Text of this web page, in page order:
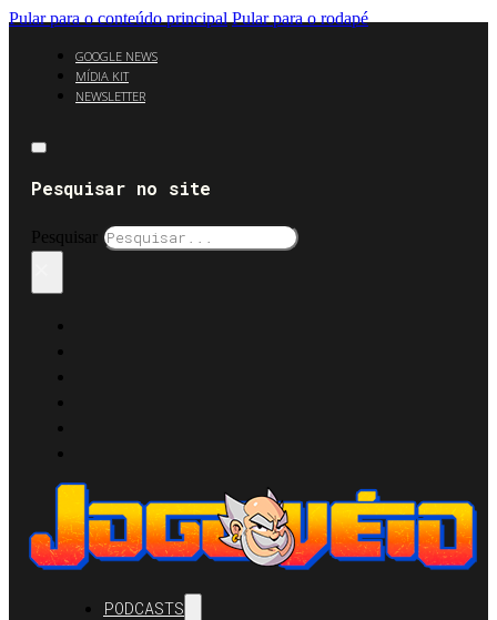
Pular para o conteúdo principal Pular para o rodapé
GOOGLE NEWS
MÍDIA KIT
NEWSLETTER
Pesquisar no site
Pesquisar
PODCASTS